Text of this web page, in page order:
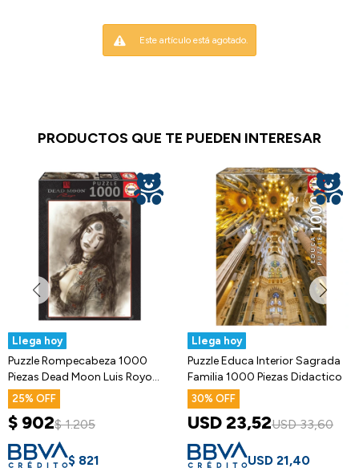
Este artículo está agotado.
PRODUCTOS QUE TE PUEDEN INTERESAR
Llega hoy
Puzzle Rompecabeza 1000
Piezas Dead Moon Luis Royo
Educa
25
$ 902$ 1.205
$ 821
Llega hoy
Puzzle Educa Interior Sagrada
Familia 1000 Piezas Didactico
30
USD23,52USD 33,60
USD 21,40